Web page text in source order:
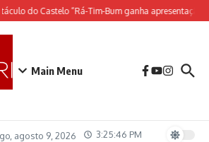
do Castelo “Rá-Tim-Bum ganha apresentação
Main Menu
agosto 9, 2026 3:25:46 PM